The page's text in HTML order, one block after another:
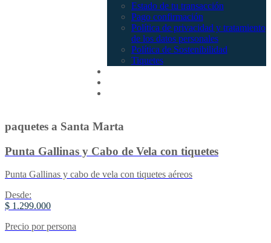
Estado de tu transacción
Pago confirmación
Política de privacidad y tratamiento
de los datos personales
Política de Sostenibilidad
Tiquetes
paquetes a Santa Marta
Punta Gallinas y Cabo de Vela con tiquetes
Punta Gallinas y cabo de vela con tiquetes aéreos
Desde:
$ 1.299.000
Precio por persona